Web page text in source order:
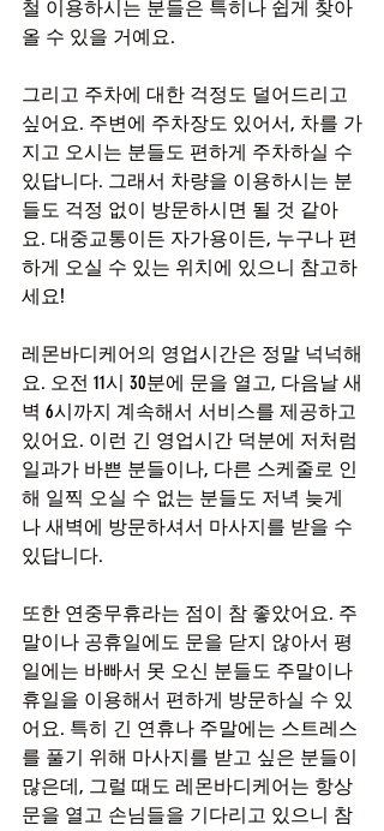
철 이용하시는 분들은 특히나 쉽게 찾아
올 수 있을 거예요.
그리고 주차에 대한 걱정도 덜어드리고
싶어요. 주변에 주차장도 있어서, 차를 가
지고 오시는 분들도 편하게 주차하실 수
있답니다. 그래서 차량을 이용하시는 분
들도 걱정 없이 방문하시면 될 것 같아
요. 대중교통이든 자가용이든, 누구나 편
하게 오실 수 있는 위치에 있으니 참고하
세요!
레몬바디케어의 영업시간은 정말 넉넉해
요. 오전 11시 30분에 문을 열고, 다음날 새
벽 6시까지 계속해서 서비스를 제공하고
있어요. 이런 긴 영업시간 덕분에 저처럼
일과가 바쁜 분들이나, 다른 스케줄로 인
해 일찍 오실 수 없는 분들도 저녁 늦게
나 새벽에 방문하셔서 마사지를 받을 수
있답니다.
또한 연중무휴라는 점이 참 좋았어요. 주
말이나 공휴일에도 문을 닫지 않아서 평
일에는 바빠서 못 오신 분들도 주말이나
휴일을 이용해서 편하게 방문하실 수 있
어요. 특히 긴 연휴나 주말에는 스트레스
를 풀기 위해 마사지를 받고 싶은 분들이
많은데, 그럴 때도 레몬바디케어는 항상
문을 열고 손님들을 기다리고 있으니 참